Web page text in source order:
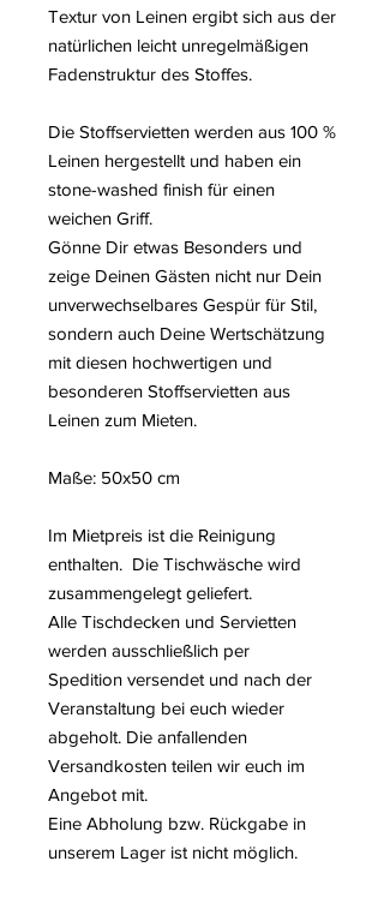
Textur von Leinen ergibt sich aus der
natürlichen leicht unregelmäßigen
Fadenstruktur des Stoffes.
Die Stoffservietten werden aus 100 %
Leinen hergestellt und haben ein
stone-washed finish für einen
weichen Griff.
Gönne Dir etwas Besonders und
zeige Deinen Gästen nicht nur Dein
unverwechselbares Gespür für Stil,
sondern auch Deine Wertschätzung
mit diesen hochwertigen und
besonderen Stoffservietten aus
Leinen zum Mieten.
Maße: 50x50 cm
Im Mietpreis ist die Reinigung
enthalten. Die Tischwäsche wird
zusammengelegt geliefert.
Alle Tischdecken und Servietten
werden ausschließlich per
Spedition versendet und nach der
Veranstaltung bei euch wieder
abgeholt. Die anfallenden
Versandkosten teilen wir euch im
Angebot mit.
Eine Abholung bzw. Rückgabe in
unserem Lager ist nicht möglich.